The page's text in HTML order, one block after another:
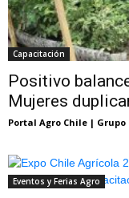
Capacitación
Positivo
Mujeres
Portal Agro Chile |
Eventos y Ferias Agro